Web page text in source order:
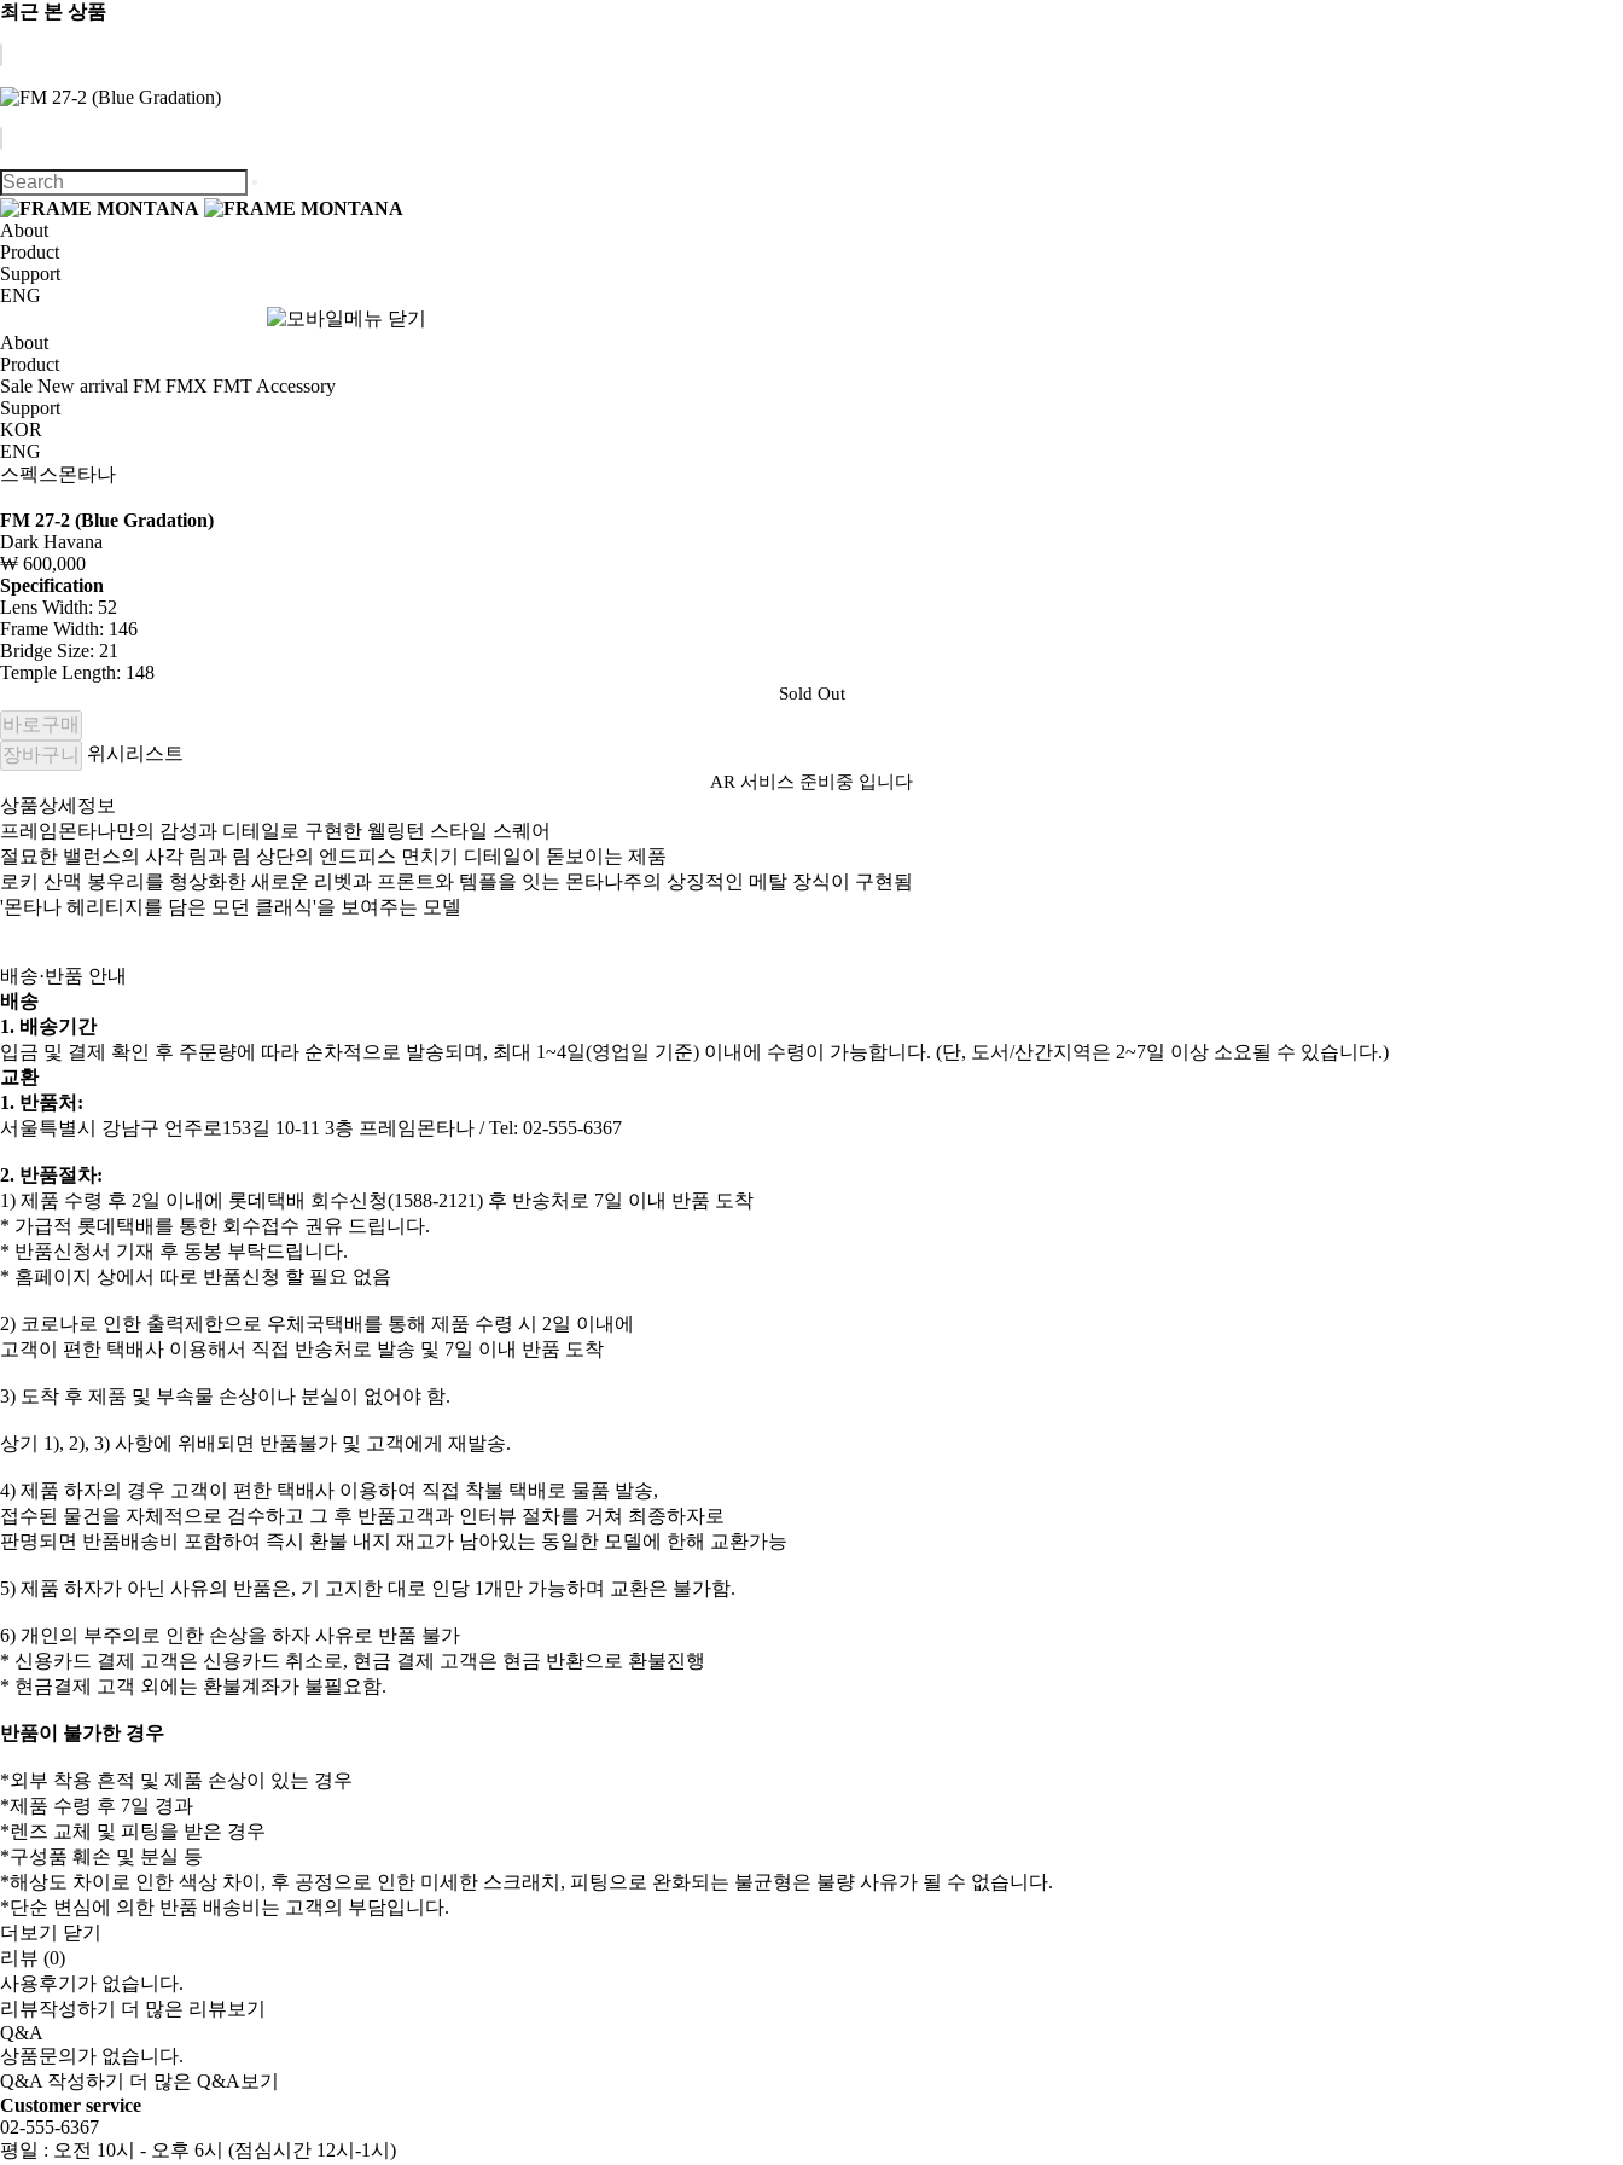
최근 본 상품
About
Product
Support
ENG
About
Product
Sale New arrival FM FMX FMT Accessory
Support
KOR
ENG
스펙스몬타나
FM 27-2 (Blue Gradation)
Dark Havana
₩ 600,000
Specification
Lens Width: 52
Frame Width: 146
Bridge Size: 21
Temple Length: 148
Sold Out
바로구매
장바구니
위시리스트
AR 서비스 준비중 입니다
상품상세정보
프레임몬타나만의 감성과 디테일로 구현한 웰링턴 스타일 스퀘어
절묘한 밸런스의 사각 림과 림 상단의 엔드피스 면치기 디테일이 돋보이는 제품
로키 산맥 봉우리를 형상화한 새로운 리벳과 프론트와 템플을 잇는 몬타나주의 상징적인 메탈 장식이 구현됨
'몬타나 헤리티지를 담은 모던 클래식'을 보여주는 모델
배송·반품 안내
배송
1. 배송기간
입금 및 결제 확인 후 주문량에 따라 순차적으로 발송되며, 최대 1~4일(영업일 기준) 이내에 수령이 가능합니다. (단, 도서/산간지역은 2~7일 이상 소요될 수 있습니다.)
교환
1. 반품처:
서울특별시 강남구 언주로153길 10-11 3층 프레임몬타나 / Tel: 02-555-6367
2. 반품절차:
​1) 제품 수령 후 2일 이내에 롯데택배 회수신청(1588-2121) 후 반송처로 7일 이내 반품 도착
* 가급적 롯데택배를 통한 회수접수 권유 드립니다.
* 반품신청서 기재 후 동봉 부탁드립니다.
* 홈페이지 상에서 따로 반품신청 할 필요 없음
2) 코로나로 인한 출력제한으로 우체국택배를 통해 제품 수령 시 2일 이내에
고객이 편한 택배사 이용해서 직접 반송처로 발송 및 7일 이내 반품 도착
3) 도착 후 제품 및 부속물 손상이나 분실이 없어야 함.
상기 1), 2), 3) 사항에 위배되면 반품불가 및 고객에게 재발송.
4) 제품 하자의 경우 고객이 편한 택배사 이용하여 직접 착불 택배로 물품 발송,
접수된 물건을 자체적으로 검수하고 그 후 반품고객과 인터뷰 절차를 거쳐 최종하자로
판명되면 반품배송비 포함하여 즉시 환불 내지 재고가 남아있는 동일한 모델에 한해 교환가능
5) 제품 하자가 아닌 사유의 반품은, 기 고지한 대로 인당 1개만 가능하며 교환은 불가함.
6) 개인의 부주의로 인한 손상을 하자 사유로 반품 불가
* 신용카드 결제 고객은 신용카드 취소로, 현금 결제 고객은 현금 반환으로 환불진행
* 현금결제 고객 외에는 환불계좌가 불필요함.
반품이 불가한 경우
*외부 착용 흔적 및 제품 손상이 있는 경우
*제품 수령 후 7일 경과
*렌즈 교체 및 피팅을 받은 경우
*구성품 훼손 및 분실 등
*해상도 차이로 인한 색상 차이, 후 공정으로 인한 미세한 스크래치, 피팅으로 완화되는 불균형은 불량 사유가 될 수 없습니다.
*단순 변심에 의한 반품 배송비는 고객의 부담입니다.
더보기
닫기
리뷰 (0)
사용후기가 없습니다.
리뷰작성하기
더 많은 리뷰보기
Q&A
상품문의가 없습니다.
Q&A 작성하기
더 많은 Q&A보기
Customer service
02-555-6367
평일 : 오전 10시 - 오후 6시 (점심시간 12시-1시)